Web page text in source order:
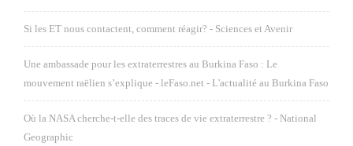
Si les ET nous contactent, comment réagir? - Sciences et Avenir
Une ambassade pour les extraterrestres au Burkina Faso : Le
mouvement raëlien s’explique - leFaso.net - L'actualité au Burkina Faso
Où la NASA cherche-t-elle des traces de vie extraterrestre ? - National
Geographic